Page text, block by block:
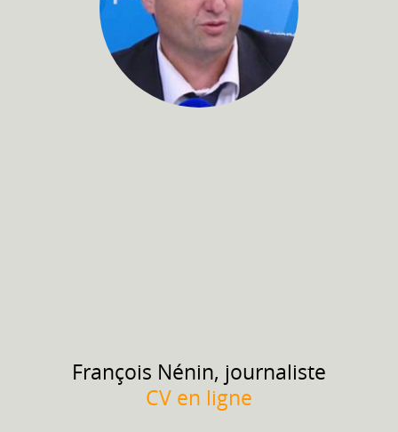
François Nénin, journaliste
CV en ligne